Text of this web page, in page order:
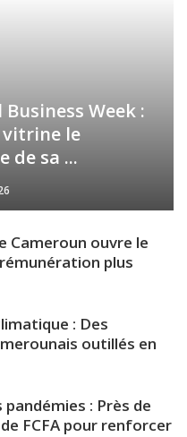
Week :
vitrine le
de sa ...
Cameroun ouvre le
plus
: Des
outillés en
: Près de
FCFA pour renforcer